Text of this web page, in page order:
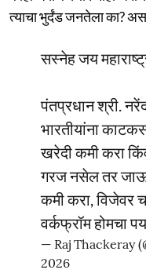
त्याचा भुर्दंड जनतेला का?
सस्नेह जय
पंतप्रधान श्री.
भारतीयांना
खरेदी कमी करा
गरज नसेल तर जाऊ
कमी करा, विजेवर
वर्कफ्रॉम होमचा
— Raj Thackeray
2026